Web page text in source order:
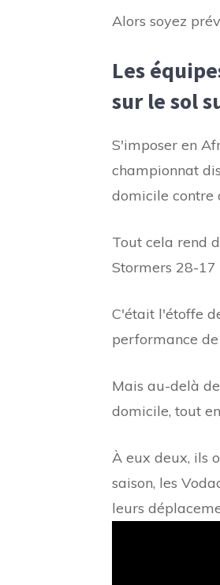
Alors soyez
Les
sur le sol
S'imposer en
championnat
domicile contre
Tout cela rend
Stormers 28-17
C'était l'étoffe
performance
Mais au-delà
domicile, tout
À eux deux, ils
saison, les
leurs